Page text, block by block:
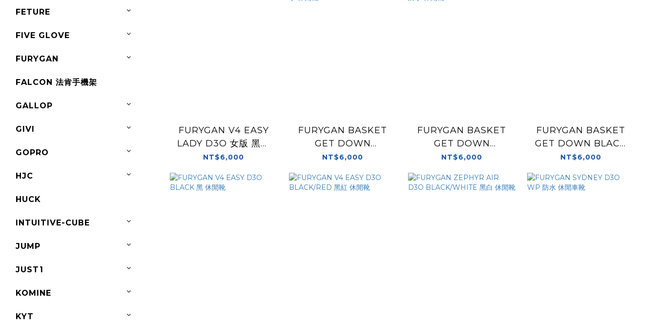
FETURE
FIVE GLOVE
FURYGAN
FALCON 法肯手機架
GALLOP
GIVI
GOPRO
HJC
HUCK
INTUITIVE-CUBE
JUMP
JUST1
KOMINE
KYT
FURYGAN V4 EASY
LADY D3O 女版 黑粉
休閒靴
NT$6,000
FURYGAN BASKET
GET DOWN
BLACK/WHITE 黑白
NT$6,000
FURYGAN BASKET
GET DOWN
BLACK/BROWN 黑棕
NT$6,000
FURYGAN BASKET
GET DOWN BLACK
黑 防水 休閒靴
NT$6,000